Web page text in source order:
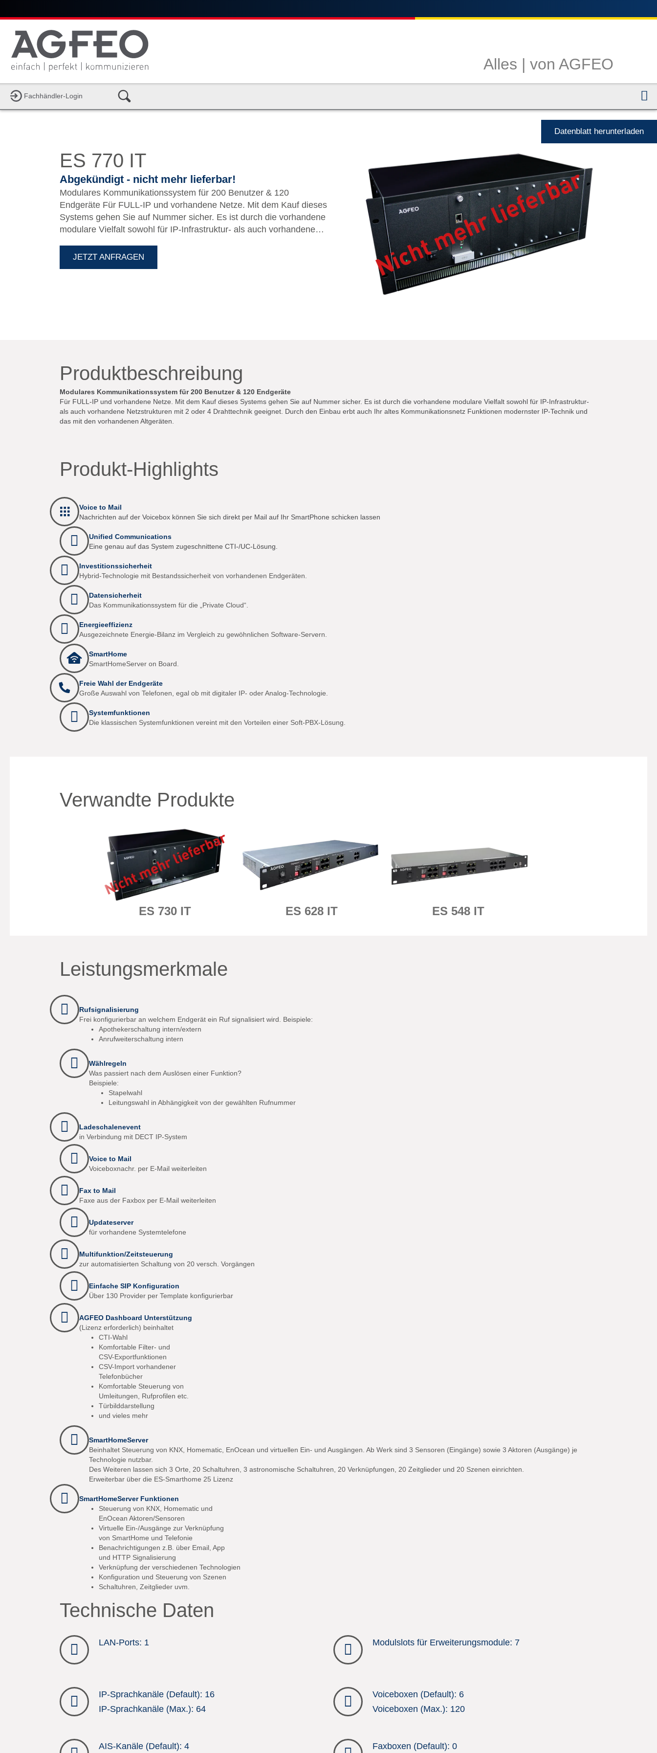
Alles | von AGFEO
Fachhändler-Login
Datenblatt herunterladen
ES 770 IT
Abgekündigt - nicht mehr lieferbar!
Modulares Kommunikationssystem für 200 Benutzer & 120
Endgeräte Für FULL-IP und vorhandene Netze. Mit dem Kauf dieses
Systems gehen Sie auf Nummer sicher. Es ist durch die vorhandene
modulare Vielfalt sowohl für IP-Infrastruktur- als auch vorhandene
Einbau erbt auch Ihr altes Kommunikationsnetz Funktionen
JETZT ANFRAGEN
Produktbeschreibung
Modulares Kommunikationssystem für 200 Benutzer & 120 Endgeräte
Für FULL-IP und vorhandene Netze. Mit dem Kauf dieses Systems gehen Sie auf Nummer sicher. Es ist durch die vorhandene modulare Vielfalt sowohl für IP-Infrastruktur-
als auch vorhandene Netzstrukturen mit 2 oder 4 Drahttechnik geeignet. Durch den Einbau erbt auch Ihr altes Kommunikationsnetz Funktionen modernster IP-Technik und
das mit den vorhandenen Altgeräten.
Produkt-Highlights
Voice to Mail
Nachrichten auf der Voicebox können Sie sich direkt per Mail auf Ihr SmartPhone schicken lassen
Unified Communications
Eine genau auf das System zugeschnittene CTI-/UC-Lösung.
Investitionssicherheit
Hybrid-Technologie mit Bestandssicherheit von vorhandenen Endgeräten.
Datensicherheit
Das Kommunikationssystem für die „Private Cloud“.
Energieeffizienz
Ausgezeichnete Energie-Bilanz im Vergleich zu gewöhnlichen Software-Servern.
SmartHome
SmartHomeServer on Board.
Freie Wahl der Endgeräte
Große Auswahl von Telefonen, egal ob mit digitaler IP- oder Analog-Technologie.
Systemfunktionen
Die klassischen Systemfunktionen vereint mit den Vorteilen einer Soft-PBX-Lösung.
Verwandte Produkte
ES 730 IT ES 628 IT ES 548 IT
Leistungsmerkmale
Rufsignalisierung
Frei konfigurierbar an welchem Endgerät ein Ruf signalisiert wird. Beispiele:
Apothekerschaltung intern/extern
Anrufweiterschaltung intern
Wählregeln
Was passiert nach dem Auslösen einer Funktion?
Beispiele:
Stapelwahl
Leitungswahl in Abhängigkeit von der gewählten Rufnummer
Ladeschalenevent
in Verbindung mit DECT IP-System
Voice to Mail
Voiceboxnachr. per E-Mail weiterleiten
Fax to Mail
Faxe aus der Faxbox per E-Mail weiterleiten
Updateserver
für vorhandene Systemtelefone
Multifunktion/Zeitsteuerung
zur automatisierten Schaltung von 20 versch. Vorgängen
Einfache SIP Konfiguration
Über 130 Provider per Template konfigurierbar
AGFEO Dashboard Unterstützung
(Lizenz erforderlich) beinhaltet
CTI-Wahl
Komfortable Filter- und
CSV-Exportfunktionen
CSV-Import vorhandener
Telefonbücher
Komfortable Steuerung von
Umleitungen, Rufprofilen etc.
Türbilddarstellung
und vieles mehr
SmartHomeServer
Beinhaltet Steuerung von KNX, Homematic, EnOcean und virtuellen Ein- und Ausgängen. Ab Werk sind 3 Sensoren (Eingänge) sowie 3 Aktoren (Ausgänge) je
Technologie nutzbar.
Des Weiteren lassen sich 3 Orte, 20 Schaltuhren, 3 astronomische Schaltuhren, 20 Verknüpfungen, 20 Zeitglieder und 20 Szenen einrichten.
Erweiterbar über die ES-Smarthome 25 Lizenz
SmartHomeServer Funktionen
Steuerung von KNX, Homematic und
EnOcean Aktoren/Sensoren
Virtuelle Ein-/Ausgänge zur Verknüpfung
von SmartHome und Telefonie
Benachrichtigungen z.B. über Email, App
und HTTP Signalisierung
Verknüpfung der verschiedenen Technologien
Konfiguration und Steuerung von Szenen
Schaltuhren, Zeitglieder uvm.
Technische Daten
LAN-Ports: 1 Modulslots für Erweiterungsmodule: 7
IP-Sprachkanäle (Default): 16
IP-Sprachkanäle (Max.): 64
Voiceboxen (Default): 6
Voiceboxen (Max.): 120
AIS-Kanäle (Default): 4 Faxboxen (Default): 0